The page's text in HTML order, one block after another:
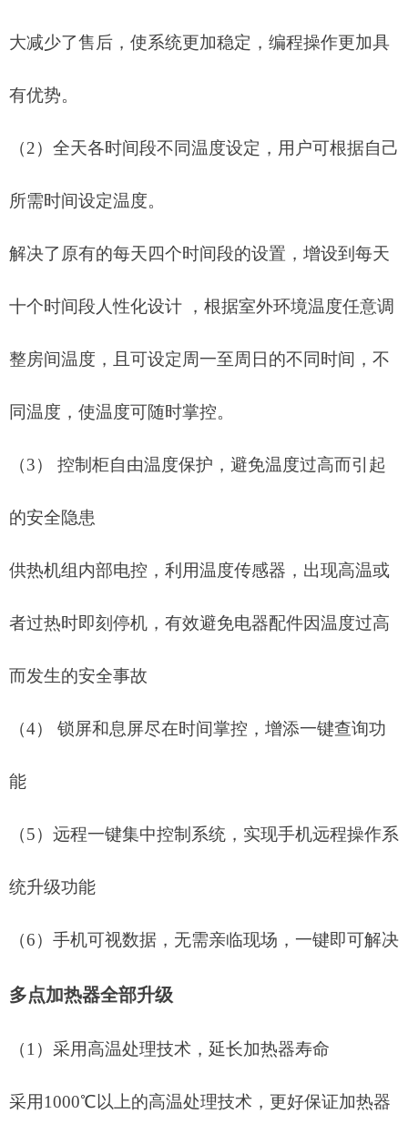
大减少了售后，使系统更加稳定，编程操作更加具
有优势。
（2） 全天各时间段不同温度设定，用户可根据自己
所需时间设定温度。
解决了原有的每天四个时间段的设置，增设到每天
十个时间段人性化设计 ，根据室外环境温度任意调
整房间温度，且可设定周一至周日的不同时间，不
同温度，使温度可随时掌控。
（3） 控制柜自由温度保护，避免温度过高而引起
的安全隐患
供热机组内部电控，利用温度传感器，出现高温或
者过热时即刻停机，有效避免电器配件因温度过高
而发生的安全事故
（4） 锁屏和息屏尽在时间掌控，增添一键查询功
能
（5） 远程一键集中控制系统，实现手机远程操作系
统升级功能
（6） 手机可视数据，无需亲临现场，一键即可解决
多点加热器全部升级
（1） 采用高温处理技术，延长加热器寿命
采用1000℃以上的高温处理技术，更好保证加热器